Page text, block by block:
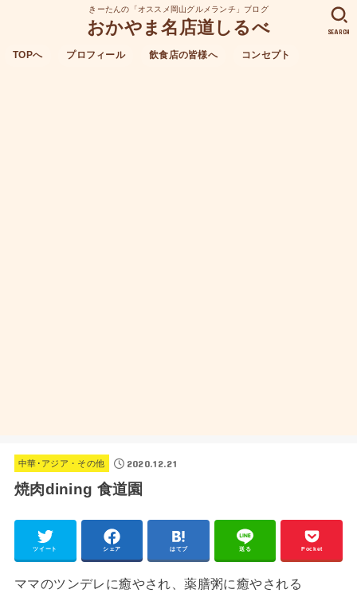
きーたんの「オススメ岡山グルメランチ」ブログ
おかやま名店道しるべ
TOPへ プロフィール 飲食店の皆様へ コンセプト
SEARCH
中華･アジア・その他 2020.12.21
焼肉dining 食道園
ツイート シェア はてブ 送る Pocket
ママのツンデレに癒やされ、薬膳粥に癒やされる